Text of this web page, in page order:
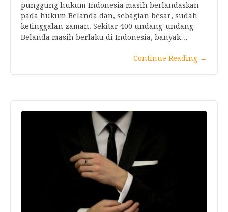
punggung hukum Indonesia masih berlandaskan
pada hukum Belanda dan, sebagian besar, sudah
ketinggalan zaman. Sekitar 400 undang-undang
Belanda masih berlaku di Indonesia, banyak…
Continue Reading →